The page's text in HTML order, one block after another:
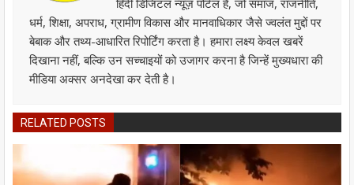
हिंदी डिजिटल न्यूज़ पोर्टल है, जो समाज, राजनीति,
धर्म, शिक्षा, अपराध, ग्रामीण विकास और मानवाधिकार जैसे ज्वलंत मुद्दों पर
बेबाक और तथ्य-आधारित रिपोर्टिंग करता है। हमारा लक्ष्य केवल खबरें
दिखाना नहीं, बल्कि उन सच्चाइयों को उजागर करना है जिन्हें मुख्यधारा की
मीडिया अक्सर अनदेखा कर देती है।
RELATED POSTS